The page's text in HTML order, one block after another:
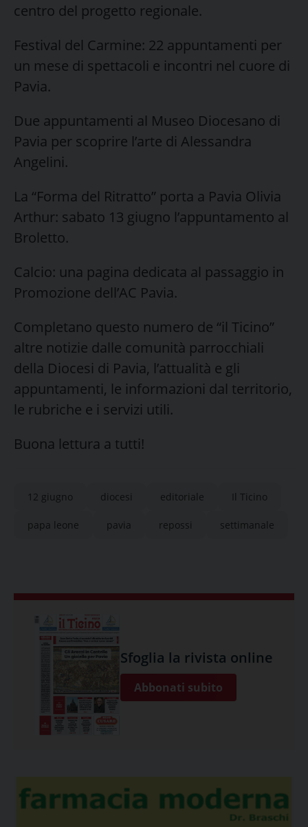
centro del progetto regionale.
Festival del Carmine: 22 appuntamenti per
un mese di spettacoli e incontri nel cuore di
Pavia.
Due appuntamenti al Museo Diocesano di
Pavia per scoprire l’arte di Alessandra
Angelini.
La “Forma del Ritratto” porta a Pavia Olivia
Arthur: sabato 13 giugno l’appuntamento al
Broletto.
Calcio: una pagina dedicata al passaggio in
Promozione dell’AC Pavia.
Completano questo numero de “il Ticino”
altre notizie dalle comunità parrocchiali
della Diocesi di Pavia, l’attualità e gli
appuntamenti, le informazioni dal territorio,
le rubriche e i servizi utili.
Buona lettura a tutti!
12 giugno diocesi editoriale Il Ticino
papa leone pavia repossi settimanale
Sfoglia la rivista online
Abbonati subito